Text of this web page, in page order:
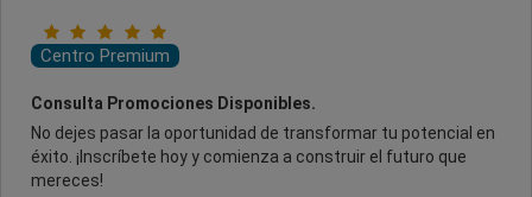
Centro Premium
Consulta Promociones Disponibles.
No dejes pasar la oportunidad de transformar tu potencial en
éxito. ¡Inscríbete hoy y comienza a construir el futuro que
mereces!